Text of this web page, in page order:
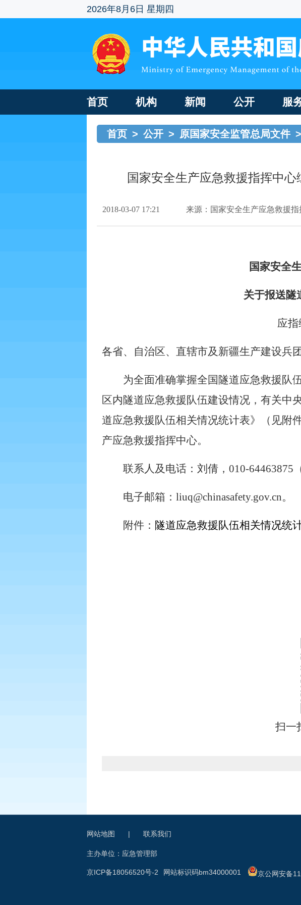
2026年8月6日 星期四
首页 机构 新闻 公开 服
首页 > 公开 > 原国家安全监管总局文件 >
国家安全生产应急救援指挥中
2018-03-07 17:21 来源：国家安全生产应急救援指
国家安全
关于报送隧
应指
各省、自治区、直辖市及新疆生产建设兵
为全面准确掌握全国隧道应急救援队
区内隧道应急救援队伍建设情况，有关中
道应急救援队伍相关情况统计表》（见附
产应急救援指挥中心。
联系人及电话：刘倩，010-64463875
电子邮箱：liuq@chinasafety.gov.cn。
附件： 隧道应急救援队伍相关情况统
扫一
网站地图 | 联系我们
主办单位：应急管理部
网站标识码bm34000001
京ICP备18056520号-2 京公网安备